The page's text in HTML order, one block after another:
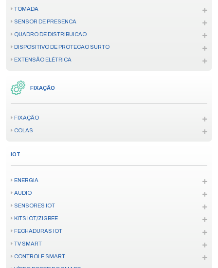
TOMADA
SENSOR DE PRESENCA
QUADRO DE DISTRIBUICAO
DISPOSITIVO DE PROTECAO SURTO
EXTENSÃO ELÉTRICA
FIXAÇÃO
FIXAÇÃO
COLAS
IOT
ENERGIA
AUDIO
SENSORES IOT
KITS IOT/ZIGBEE
FECHADURAS IOT
TV SMART
CONTROLE SMART